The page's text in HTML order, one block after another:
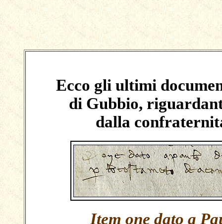
Ecco gli ultimi
di Gubbio,
dalla
Item one dato a